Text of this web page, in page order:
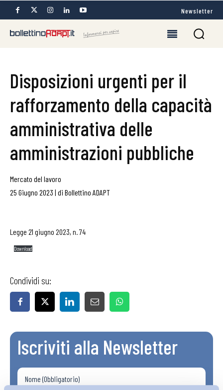
Newsletter
Disposizioni urgenti per il
rafforzamento della capacità
amministrativa delle
amministrazioni pubbliche
Mercato del lavoro
25 Giugno 2023 | di Bollettino ADAPT
Legge 21 giugno 2023, n. 74
Download
Condividi su:
Iscriviti alla Newsletter